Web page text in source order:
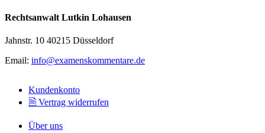
Rechtsanwalt Lutkin Lohausen
Jahnstr. 10 40215 Düsseldorf
Email: info@examenskommentare.de
Kundenkonto
🗎 Vertrag widerrufen
Über uns